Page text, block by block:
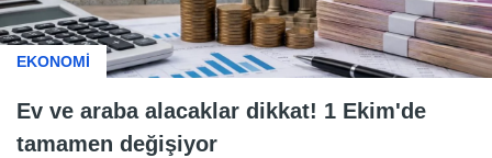
EKONOMİ
Ev ve araba alacaklar dikkat! 1 Ekim'de
tamamen değişiyor